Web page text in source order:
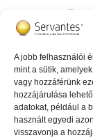
A jobb felhasználói
mint a sütik,
vagy hozzáférünk
hozzájárulása
adatokat, például a
használt egyedi
visszavonja a
Online
Az igazgató